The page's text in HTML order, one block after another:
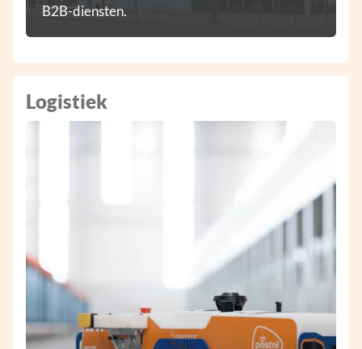
B2B-diensten.
Logistiek